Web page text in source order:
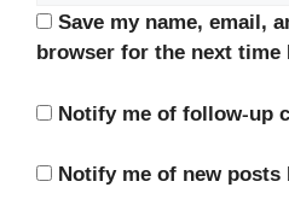
Save my name, email,
browser for the next time
Notify me of follow-up
Notify me of new posts